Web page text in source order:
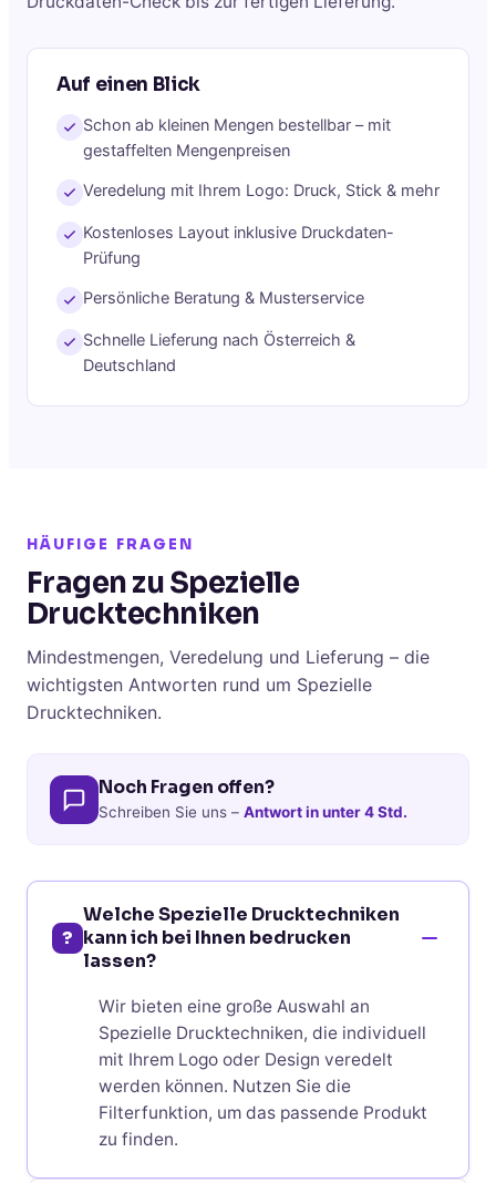
Auf einen Blick
Schon ab kleinen Mengen bestellbar – mit
gestaffelten Mengenpreisen
Veredelung mit Ihrem Logo: Druck, Stick & mehr
Kostenloses Layout inklusive Druckdaten-
Prüfung
Persönliche Beratung & Musterservice
Schnelle Lieferung nach Österreich &
Deutschland
HÄUFIGE FRAGEN
Fragen zu Spezielle
Drucktechniken
Mindestmengen, Veredelung und Lieferung – die
wichtigsten Antworten rund um Spezielle
Drucktechniken.
Noch Fragen offen?
Schreiben Sie uns – Antwort in unter 4 Std.
?
Welche Spezielle Drucktechniken
kann ich bei Ihnen bedrucken
lassen?
Wir bieten eine große Auswahl an
Spezielle Drucktechniken, die individuell
mit Ihrem Logo oder Design veredelt
werden können. Nutzen Sie die
Filterfunktion, um das passende Produkt
zu finden.